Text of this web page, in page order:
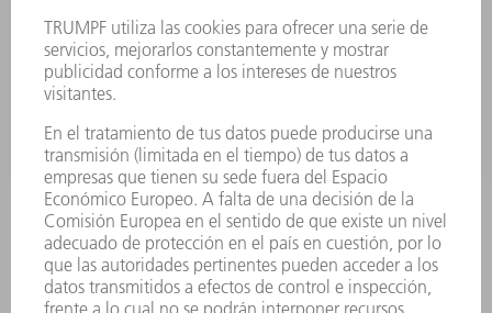
FICHAS TÉCNICAS DE SEGURIDAD
PRODUCTOS
MÁQUINAS Y SISTEMAS
LÁSER
ELECTRÓNICA DE POTENCIA
HERRAMIENTAS PORTÁTILES
FÁBRICA INTELIGENTE
SOFTWARE
SERVICIOS
APLICACIONES
SECTORES
EMPRESA
CARRERA PROFESIONAL
OFERTAS DE TRABAJO